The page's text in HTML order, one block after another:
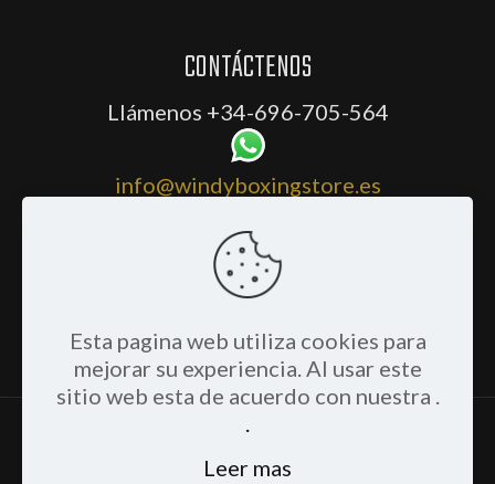
CONTÁCTENOS
Llámenos +34-696-705-564
info@windyboxingstore.es
Compartir
© Copyright 2025 - Windy Boxing Store
Esta pagina web utiliza cookies para
mejorar su experiencia. Al usar este
sitio web esta de acuerdo con nuestra .
.
Leer mas